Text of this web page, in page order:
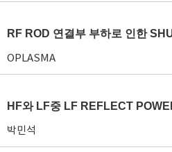
RF ROD 연결부 부하로 인한
OPLASMA
박민석